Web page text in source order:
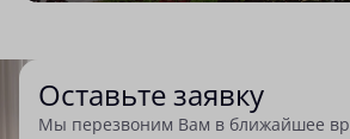
Оставьте заявку
Мы перезвоним Вам в ближайшее